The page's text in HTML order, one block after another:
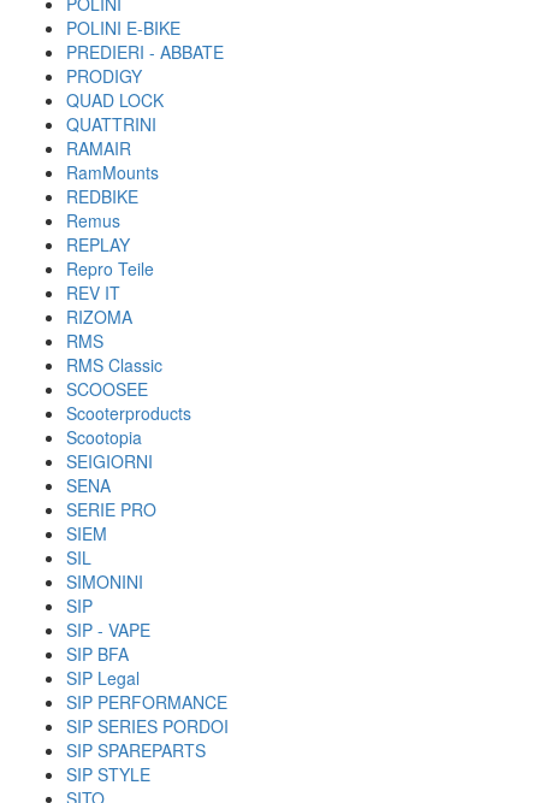
POLINI E-BIKE
PREDIERI - ABBATE
PRODIGY
QUAD LOCK
QUATTRINI
RAMAIR
RamMounts
REDBIKE
Remus
REPLAY
Repro Teile
REV IT
RIZOMA
RMS
RMS Classic
SCOOSEE
Scooterproducts
Scootopia
SEIGIORNI
SENA
SERIE PRO
SIEM
SIL
SIMONINI
SIP
SIP - VAPE
SIP BFA
SIP Legal
SIP PERFORMANCE
SIP SERIES PORDOI
SIP SPAREPARTS
SIP STYLE
SITO